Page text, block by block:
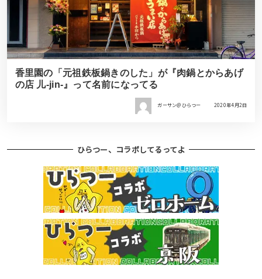
香里園の「元祖鉄板鍋きのした」が『肉鍋とからあげ
の店 儿-jin-』って名前になってる
ガーサン＠ひらつー 2020年4月2日
ひらつー、コラボしてるってよ